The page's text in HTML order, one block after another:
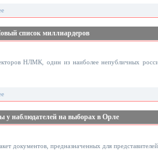
список миллиардеров
НЛМК, один из наиболее непубличных
у наблюдателей на выборах в Орле
документов, предназначенных для